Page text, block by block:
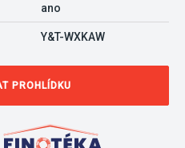
ano
Y&T-WXKAW
PROHLÍDKU